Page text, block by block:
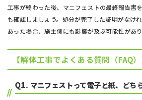
工事が終わった後、マニフェストの最終報告書
も確認しましょう。処分が完了した証明がなけ
あった場合、施主側にも影響が及ぶ可能性があり
【解体工事でよくある質問（FAQ）
Q1. マニフェストって電子と紙、どち